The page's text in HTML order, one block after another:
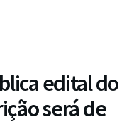
edital do
será de